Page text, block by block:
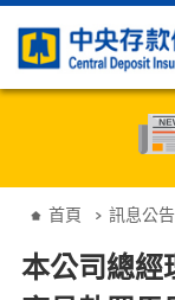
首頁 訊息公告
本公司總經